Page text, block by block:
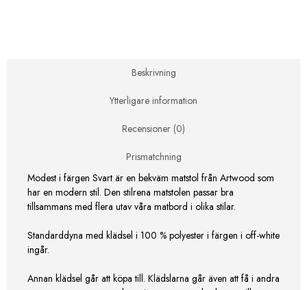
Beskrivning
Ytterligare information
Recensioner (0)
Prismatchning
Modest i färgen Svart är en bekväm matstol från Artwood som
har en modern stil. Den stilrena matstolen passar bra
tillsammans med flera utav våra matbord i olika stilar.
Standarddyna med klädsel i 100 % polyester i färgen i off-white
ingår.
Annan klädsel går att köpa till. Klädslarna går även att få i andra